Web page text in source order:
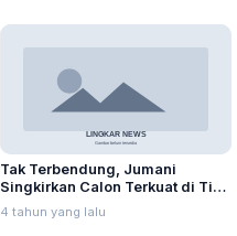
Tak Terbendung, Jumani
Singkirkan Calon Terkuat di Tiga
Besar
4 tahun yang lalu